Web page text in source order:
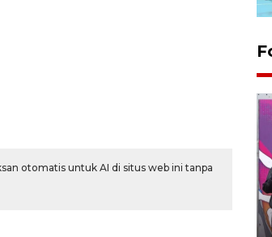
otomatis untuk AI di situs web ini tanpa